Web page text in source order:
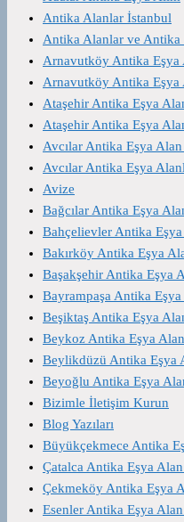
Antika Alanlar İstanbul
Antika Alanlar ve Antika
Arnavutköy Antika Eşya
Arnavutköy Antika Eşya
Ataşehir Antika Eşya
Ataşehir Antika Eşya
Avcılar Antika Eşya
Avcılar Antika Eşya
Avize
Bağcılar Antika Eşya
Bahçelievler Antika
Bakırköy Antika Eşya
Başakşehir Antika Eşya
Bayrampaşa Antika
Beşiktaş Antika Eşya
Beykoz Antika Eşya
Beylikdüzü Antika Eşya
Beyoğlu Antika Eşya
Bizimle İletişim Kurun
Blog Yazıları
Büyükçekmece Antika
Çatalca Antika Eşya
Çekmeköy Antika Eşya
Esenler Antika Eşya